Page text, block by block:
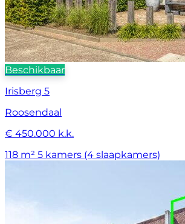
Beschikbaar
Irisberg 5
Roosendaal
€ 450.000 k.k.
118 m² 5 kamers (4 slaapkamers)